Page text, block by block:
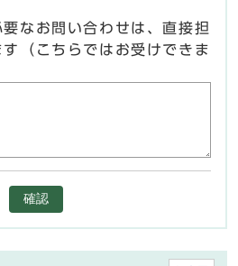
要なお問い合わせは、直接担
（こちらではお受けできま
確認